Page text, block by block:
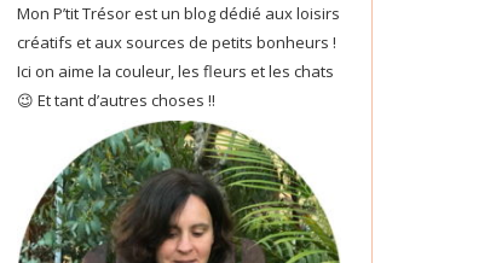
Mon P’tit Trésor est un blog dédié aux loisirs
créatifs et aux sources de petits bonheurs !
Ici on aime la couleur, les fleurs et les chats
😉 Et tant d’autres choses !!